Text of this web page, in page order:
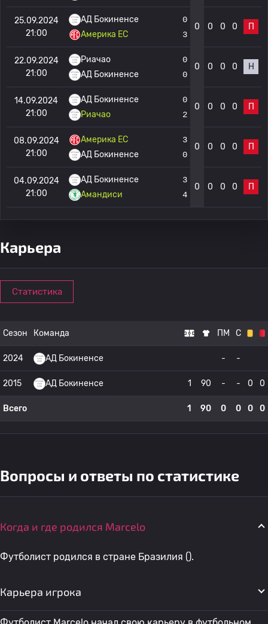
25.09.2024
21:00
АД Бокиненсе
Америка EC
0
3
0 0 0 0 П
22.09.2024
21:00
Риачао
АД Бокиненсе
0
0
0 0 0 0 Н
14.09.2024
21:00
АД Бокиненсе
Риачао
0
2
0 0 0 0 П
08.09.2024
21:00
Америка EC
АД Бокиненсе
3
0
0 0 0 0 П
04.09.2024
21:00
АД Бокиненсе
Амандиси
3
4
0 0 0 0 П
Карьера
Статистика
Сезон Команда ПМ С
2024 АД Бокиненсе - -
2015 АД Бокиненсе 1 90 - - 0 0
Всего 1 90 0 0 0 0
Вопросы и ответы по статистике
Когда и где родился Marcelo
Футболист родился в стране Бразилия ().
Карьера игрока